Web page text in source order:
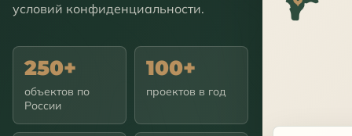
условий конфиденциальности.
250+
объектов по
России
100+
проектов в год